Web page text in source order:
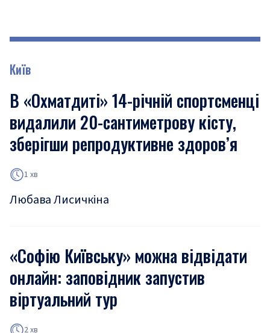
Київ
В «Охматдиті» 14-річній спортсменці
видалили 20-сантиметрову кісту,
зберігши репродуктивне здоров’я
1 хв
Любава Лисичкіна
«Софію Київську» можна відвідати
онлайн: заповідник запустив
віртуальний тур
2 хв